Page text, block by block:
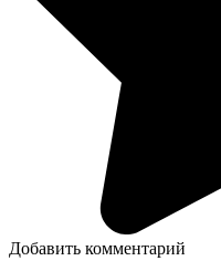
Добавить комментарий